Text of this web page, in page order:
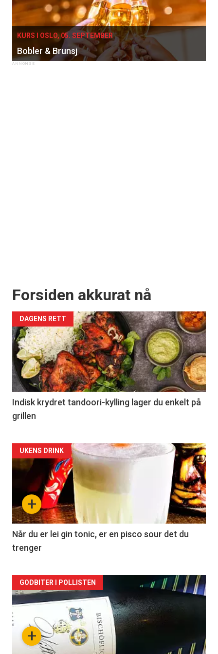
KURS I OSLO, 05. SEPTEMBER
Bobler & Brunsj
Forsiden akkurat nå
DAGENS RETT
Indisk krydret tandoori-kylling lager du enkelt på
grillen
Forsiden
akkurat
nå
-
2
+
UKENS DRINK
Når du er lei gin tonic, er en pisco sour det du
trenger
Forsiden
akkurat
nå+
GODBITER I POLLISTEN